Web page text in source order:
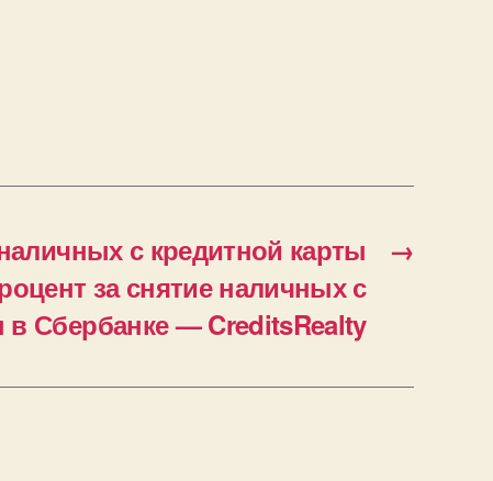
→
с кредитной карты
за снятие наличных с
в Сбербанке — CreditsRealty